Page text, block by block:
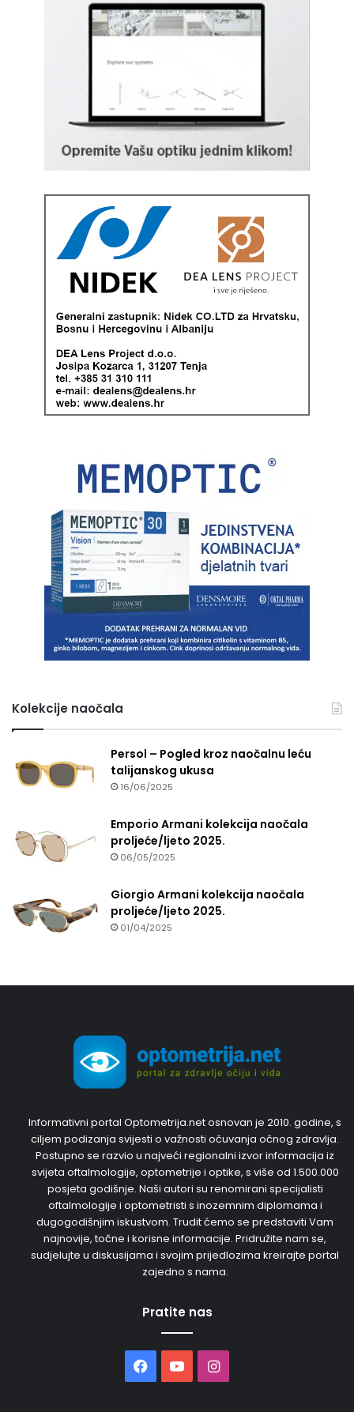
Kolekcije naočala
Persol – Pogled kroz naočalnu leću
talijanskog ukusa
16/06/2025
Emporio Armani kolekcija naočala
proljeće/ljeto 2025.
06/05/2025
Giorgio Armani kolekcija naočala
proljeće/ljeto 2025.
01/04/2025
Informativni portal Optometrija.net osnovan je 2010. godine, s
ciljem podizanja svijesti o važnosti očuvanja očnog zdravlja.
Postupno se razvio u najveći regionalni izvor informacija iz
svijeta oftalmologije, optometrije i optike, s više od 1.500.000
posjeta godišnje. Naši autori su renomirani specijalisti
oftalmologije i optometristi s inozemnim diplomama i
dugogodišnjim iskustvom. Trudit ćemo se predstaviti Vam
najnovije, točne i korisne informacije. Pridružite nam se,
sudjelujte u diskusijama i svojim prijedlozima kreirajte portal
zajedno s nama.
Pratite nas
Facebook
YouTubeInstagram